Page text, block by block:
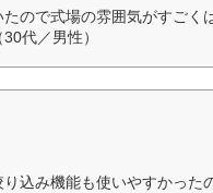
ので式場の雰囲気がすごく
代／男性）
込み機能も使いやすかった